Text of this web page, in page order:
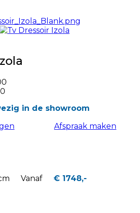
in de showroom
Afspraak maken
Vanaf € 1748,-